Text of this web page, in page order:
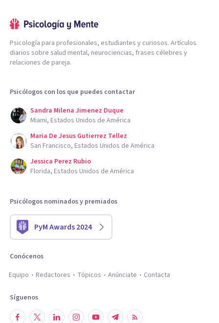
Psicología para profesionales, estudiantes y curiosos. Artículos
diarios sobre salud mental, neurociencias, frases célebres y
relaciones de pareja.
Psicólogos con los que puedes contactar
Sandra Milena Jimenez Duque
Miami, Estados Unidos de América
Maria De Jesus Gutierrez Tellez
San Francisco, Estados Unidos de América
Jessica Perez Rubio
Florida, Estados Unidos de América
Psicólogos nominados y premiados
PyM Awards 2024
Conócenos
Equipo
Redactores Tópicos Anúnciate Contacta
Síguenos